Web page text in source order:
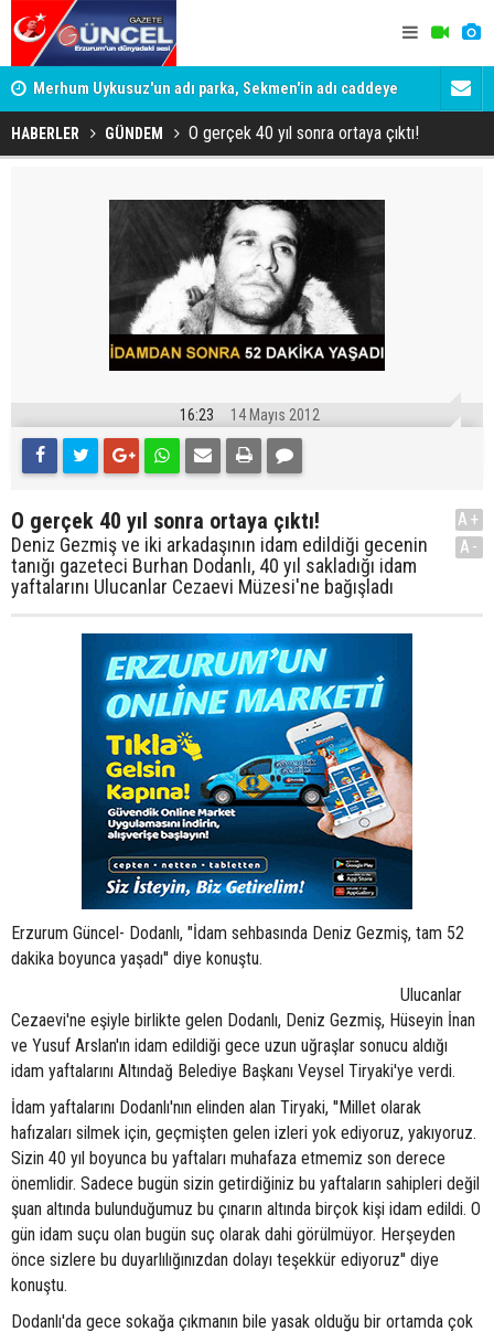
Merhum Uykusuz'un adı parka, Sekmen'in adı caddeye
verildi
HABERLER GÜNDEM O gerçek 40 yıl sonra ortaya çıktı!
16:23 14 Mayıs 2012
O gerçek 40 yıl sonra ortaya çıktı!
Deniz Gezmiş ve iki arkadaşının idam edildiği gecenin
tanığı gazeteci Burhan Dodanlı, 40 yıl sakladığı idam
yaftalarını Ulucanlar Cezaevi Müzesi'ne bağışladı
A+
A-
Erzurum Güncel- Dodanlı, "İdam sehbasında Deniz Gezmiş, tam 52
dakika boyunca yaşadı'' diye konuştu.
Ulucanlar
Cezaevi'ne eşiyle birlikte gelen Dodanlı, Deniz Gezmiş, Hüseyin İnan
ve Yusuf Arslan'ın idam edildiği gece uzun uğraşlar sonucu aldığı
idam yaftalarını Altındağ Belediye Başkanı Veysel Tiryaki'ye verdi.
İdam yaftalarını Dodanlı'nın elinden alan Tiryaki, ''Millet olarak
hafızaları silmek için, geçmişten gelen izleri yok ediyoruz, yakıyoruz.
Sizin 40 yıl boyunca bu yaftaları muhafaza etmemiz son derece
önemlidir. Sadece bugün sizin getirdiğiniz bu yaftaların sahipleri değil
şuan altında bulunduğumuz bu çınarın altında birçok kişi idam edildi. O
gün idam suçu olan bugün suç olarak dahi görülmüyor. Herşeyden
önce sizlere bu duyarlılığınızdan dolayı teşekkür ediyoruz'' diye
konuştu.
Dodanlı'da gece sokağa çıkmanın bile yasak olduğu bir ortamda çok